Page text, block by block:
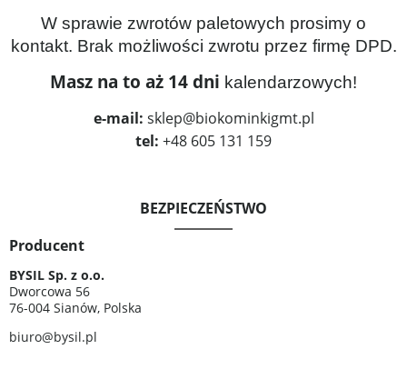
W sprawie zwrotów paletowych prosimy o
kontakt. Brak możliwości zwrotu przez firmę DPD.
Masz na to aż 14 dni kalendarzowych!
e-mail: sklep@biokominkigmt.pl
tel: +48 605 131 159
BEZPIECZEŃSTWO
Producent
BYSIL Sp. z o.o.
Dworcowa 56
76-004 Sianów, Polska
biuro@bysil.pl